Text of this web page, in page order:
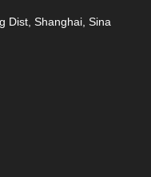
Dist, Shanghai, Sina